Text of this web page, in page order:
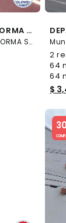
DEPARTAMENTO EN REFORMA SOCIAL
Av. Tecamachalco 31, REFORMA SOCIAL, Miguel Hidalgo
2
64
64
$